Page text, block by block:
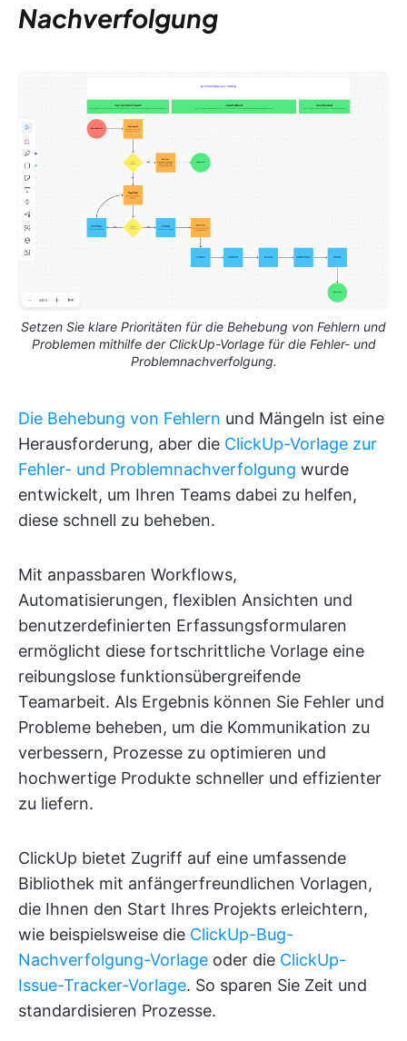
Nachverfolgung
Setzen Sie klare Prioritäten für die Behebung von Fehlern und
Problemen mithilfe der ClickUp-Vorlage für die Fehler- und
Problemnachverfolgung.
Die Behebung von Fehlern und Mängeln ist eine
Herausforderung, aber die ClickUp-Vorlage zur
Fehler- und Problemnachverfolgung wurde
entwickelt, um Ihren Teams dabei zu helfen,
diese schnell zu beheben.
Mit anpassbaren Workflows,
Automatisierungen, flexiblen Ansichten und
benutzerdefinierten Erfassungsformularen
ermöglicht diese fortschrittliche Vorlage eine
reibungslose funktionsübergreifende
Teamarbeit. Als Ergebnis können Sie Fehler und
Probleme beheben, um die Kommunikation zu
verbessern, Prozesse zu optimieren und
hochwertige Produkte schneller und effizienter
zu liefern.
ClickUp bietet Zugriff auf eine umfassende
Bibliothek mit anfängerfreundlichen Vorlagen,
die Ihnen den Start Ihres Projekts erleichtern,
wie beispielsweise die ClickUp-Bug-
Nachverfolgung-Vorlage oder die ClickUp-
Issue-Tracker-Vorlage. So sparen Sie Zeit und
standardisieren Prozesse.